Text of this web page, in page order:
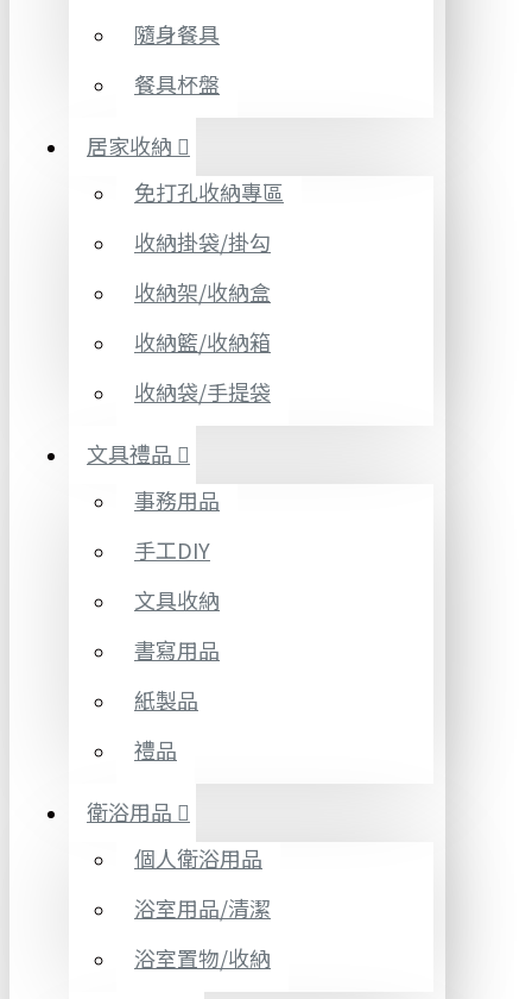
隨身餐具
餐具杯盤
居家收納
免打孔收納專區
收納掛袋/掛勾
收納架/收納盒
收納籃/收納箱
收納袋/手提袋
文具禮品
事務用品
手工DIY
文具收納
書寫用品
紙製品
禮品
衛浴用品
個人衛浴用品
浴室用品/清潔
浴室置物/收納